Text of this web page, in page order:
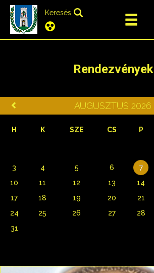
Keresés
Rendezvények
AUGUSZTUS 2026
H K SZE CS P
3
4 5 6 7
10
11 12 13 14
17
18 19 20 21
24
25 26 27 28
31